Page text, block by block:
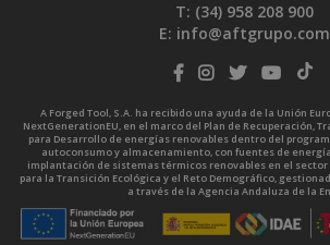
T: (34) 958 208 900
E: info@aftgrupo.com
A Forged Tool, S.A. ha recibido una ayuda de la Unión
NextGenerationEU, en el marco del Plan de Recuperación,
para Desarrollo de energías renovables dentro del
autoconsumo y almacenamiento, con fuentes de
implantación de sistemas térmicos renovables en el
para la Transición Ecológica y el Reto Demográfico,
a través de la Agencia Andaluza de la